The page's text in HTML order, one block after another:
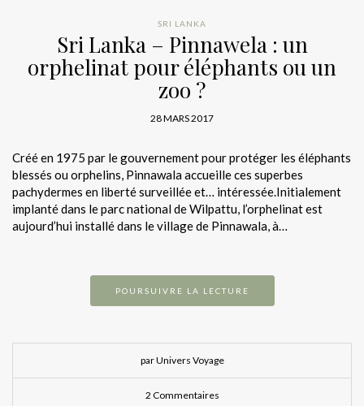
SRI LANKA
Sri Lanka – Pinnawela : un
orphelinat pour éléphants ou un
zoo ?
28 MARS 2017
Créé en 1975 par le gouvernement pour protéger les éléphants
blessés ou orphelins, Pinnawala accueille ces superbes
pachydermes en liberté surveillée et… intéressée.Initialement
implanté dans le parc national de Wilpattu, l’orphelinat est
aujourd’hui installé dans le village de Pinnawala, à…
POURSUIVRE LA LECTURE
par Univers Voyage
2 Commentaires